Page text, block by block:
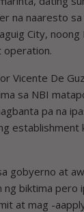
na naaresto
City,
operation.
Vicente De
sa NBI
pa na
establishment
gobyerno at
biktima pero
at mag -